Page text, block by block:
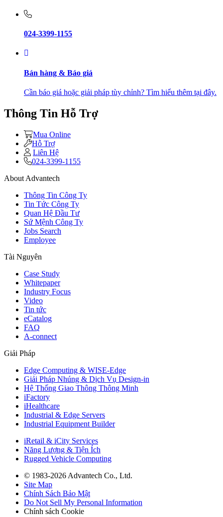
024-3399-1155
Bán hàng & Báo giá
Cần báo giá hoặc giải pháp tùy chỉnh? Tìm hiểu thêm tại đây.
Thông Tin Hỗ Trợ
Mua Online
Hỗ Trợ
Liên Hệ
024-3399-1155
About Advantech
Thông Tin Công Ty
Tin Tức Công Ty
Quan Hệ Đầu Tư
Sứ Mệnh Công Ty
Jobs Search
Employee
Tài Nguyên
Case Study
Whitepaper
Industry Focus
Video
Tin tức
eCatalog
FAQ
A-connect
Giải Pháp
Edge Computing & WISE-Edge
Giải Pháp Nhúng & Dịch Vụ Design-in
Hệ Thống Giao Thông Thông Minh
iFactory
iHealthcare
Industrial & Edge Servers
Industrial Equipment Builder
iRetail & iCity Services
Năng Lượng & Tiện Ích
Rugged Vehicle Computing
© 1983-2026 Advantech Co., Ltd.
Site Map
Chính Sách Bảo Mật
Do Not Sell My Personal Information
Chính sách Cookie